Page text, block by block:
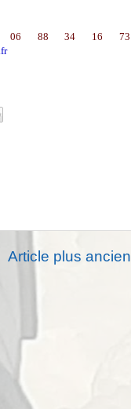
06 88 34 16 73
Article plus ancien